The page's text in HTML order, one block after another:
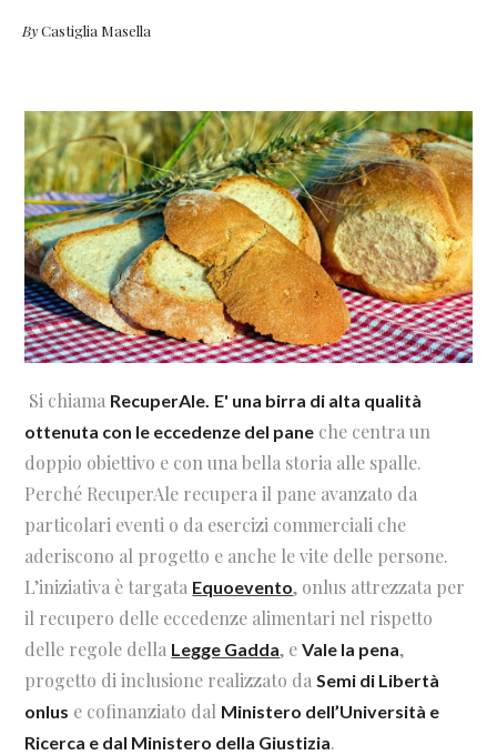
ByCastiglia Masella
Si chiama RecuperAle. E' una birra di alta qualità
ottenuta con le eccedenze del pane che centra un
doppio obiettivo e con una bella storia alle spalle.
Perché RecuperAle recupera il pane avanzato da
particolari eventi o da esercizi commerciali che
aderiscono al progetto e anche le vite delle persone.
L’iniziativa è targata Equoevento, onlus attrezzata per
il recupero delle eccedenze alimentari nel rispetto
delle regole della Legge Gadda, eVale la pena,
progetto di inclusione realizzato daSemi di Libertà
onlus e cofinanziato dal Ministero dell’Università e
Ricerca e dal Ministero della Giustizia.